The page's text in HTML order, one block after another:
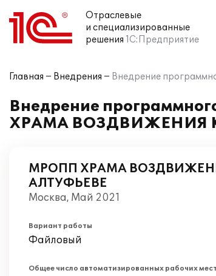
Отраслевые
и специализированные
решения 1С:Предприятие
Главная Внедрения Внедрение
Внедрение
ХРАМА ВОЗДВИЖЕНИЯ
МРОПП ХРАМА
АЛТУФЬЕВЕ
Москва, Май 2021
Вариант работы
Файловый
Общее число автоматизированных рабочих мест